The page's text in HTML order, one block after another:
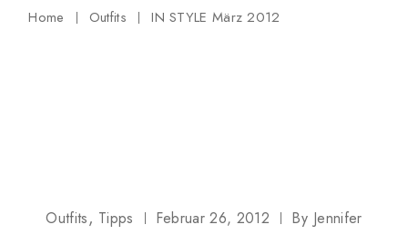
Home Outfits IN STYLE März 2012
Outfits Tipps Februar 26, 2012 By Jennifer